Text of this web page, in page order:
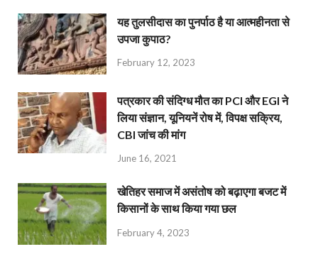
यह तुलसीदास का पुनर्पाठ है या आत्महीनता से
उपजा कुपाठ?
February 12, 2023
पत्रकार की संदिग्ध मौत का PCI और EGI ने
लिया संज्ञान, यूनियनें रोष में, विपक्ष सक्रिय,
CBI जांच की मांग
June 16, 2021
खेतिहर समाज में असंतोष को बढ़ाएगा बजट में
किसानों के साथ किया गया छल
February 4, 2023